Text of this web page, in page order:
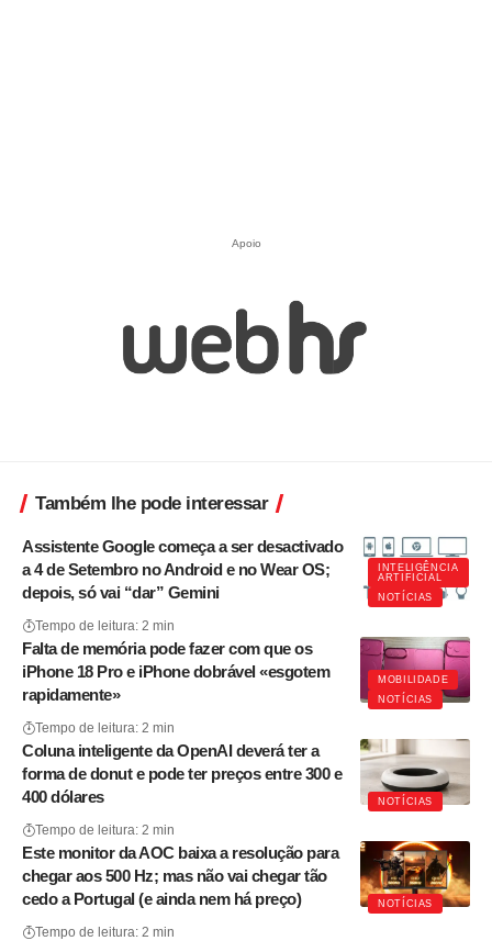
Apoio
Também lhe pode interessar
INTELIGÊNCIA
ARTIFICIAL
NOTÍCIAS
Assistente Google começa a ser desactivado
a 4 de Setembro no Android e no Wear OS;
depois, só vai “dar” Gemini
Tempo de leitura: 2 min
MOBILIDADE
NOTÍCIAS
Falta de memória pode fazer com que os
iPhone 18 Pro e iPhone dobrável «esgotem
rapidamente»
Tempo de leitura: 2 min
NOTÍCIAS
Coluna inteligente da OpenAI deverá ter a
forma de donut e pode ter preços entre 300 e
400 dólares
Tempo de leitura: 2 min
NOTÍCIAS
Este monitor da AOC baixa a resolução para
chegar aos 500 Hz; mas não vai chegar tão
cedo a Portugal (e ainda nem há preço)
Tempo de leitura: 2 min